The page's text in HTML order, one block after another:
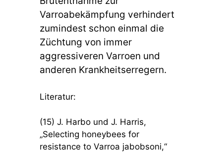
Varroabekämpfung verhindert
zumindest schon einmal die
Züchtung von immer
aggressiveren Varroen und
anderen Krankheitserregern.
Literatur:
(15) J. Harbo und J. Harris,
„Selecting honeybees for
resistance to Varroa jabobsoni,“